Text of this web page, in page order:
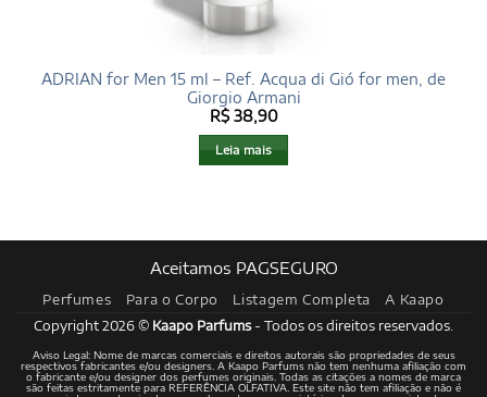
ADRIAN for Men 15 ml – Ref. Acqua di Gió for men, de
Giorgio Armani
R$38,90
Leia mais
Aceitamos PAGSEGURO
Perfumes Para o Corpo Listagem Completa A Kaapo
Copyright 2026 © Kaapo Parfums- Todos os direitos reservados.
Aviso Legal: Nome de marcas comerciais e direitos autorais são propriedades de seus
respectivos fabricantes e/ou designers. A Kaapo Parfums não tem nenhuma afiliação com
o fabricante e/ou designer dos perfumes originais. Todas as citações a nomes de marca
são feitas estritamente para REFERÊNCIA OLFATIVA. Este site não tem afiliação e não é